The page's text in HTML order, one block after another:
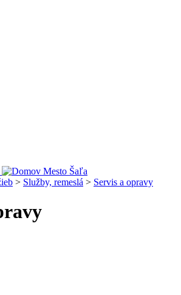
> Služby, remeslá > Servis a opravy